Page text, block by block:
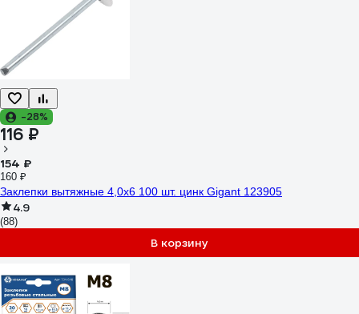
-28%
116 ₽
154 ₽
160 ₽
Заклепки вытяжные 4,0x6 100 шт. цинк Gigant 123905
4.9
(88)
В корзину